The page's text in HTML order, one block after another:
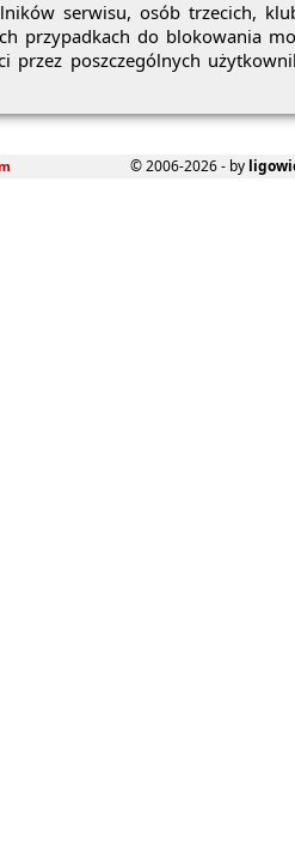
serwisu, osób trzecich,
przypadkach do blokowania
przez poszczególnych
© 2006-2026 - by